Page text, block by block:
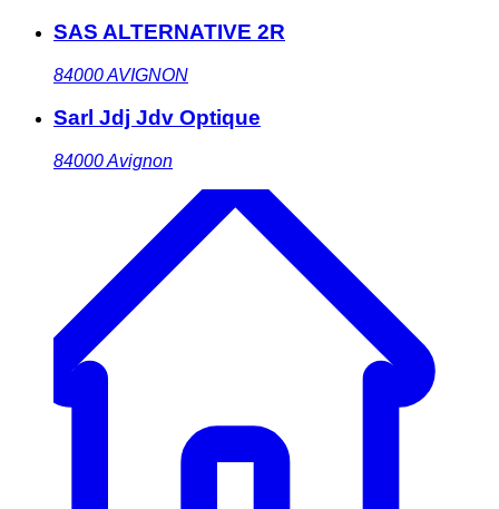
SAS ALTERNATIVE 2R
84000AVIGNON
Sarl Jdj Jdv Optique
84000Avignon